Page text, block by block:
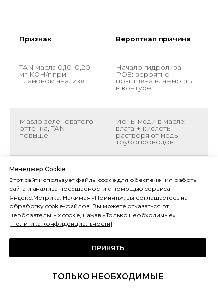
Признак Вероятная причина
TAN масла 0,10–0,20
мг КОН/г при
плановом анализе
Начало гидролиза
POE: вероятно
повышена влажность
в контуре
Masло зеленоватого
оттенка, TAN
повышен
Ионы меди в масле:
влага + кислоты
растворяют медь
трубопроводов
Crackle-тест
положительный
(треск), масло с виду
нормальное
масле: серьёзное
увлажнение
Масло после отбора
пробы с
работающей
системы — вязкость
Хладагент растворён
расчётной или
холодном
компрессоре
Менеджер Cookie
Этот сайт использует файлы cookie для обеспечения работы
сайта и анализа посещаемости с помощью сервиса
Яндекс.Метрика. Нажимая «Принять», вы соглашаетесь на
обработку cookie-файлов. Вы можете отказаться от
необязательных cookie, нажав «Только необходимые».
[Политика конфиденциальности]
ПРИНЯТЬ
ТОЛЬКО НЕОБХОДИМЫЕ